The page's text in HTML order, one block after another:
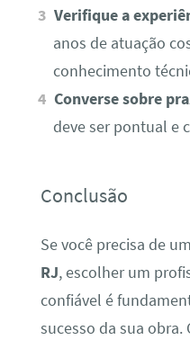
Verifique a
anos de atuação
conhecimento
Converse sobre
deve ser pontual e
Conclusão
Se você precisa de um
RJ, escolher um
confiável é
sucesso da sua